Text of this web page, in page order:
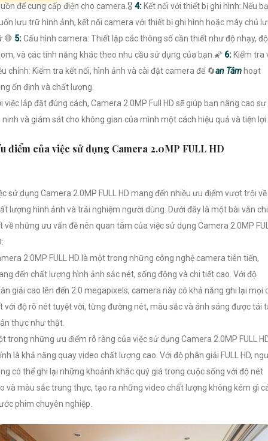
để cung cấp điện cho camera.🎖️ 4:Kết nối với thiết bị ghi hình: Nếu
lưu trữ hình ảnh, kết nối camera với thiết bị ghi hình hoặc máy chủ
5:Cấu hình camera: Thiết lập các thông số cần thiết như độ nhạy, độ
và các tính năng khác theo nhu cầu sử dụng của bạn.🌠 6:Kiểm tra
chỉnh: Kiểm tra kết nối, hình ảnh và cài đặt camera để 🔄an Tâmhoạt
ổn định và chất lượng.
việc lắp đặt đúng cách, Camera 2.0MP Full HD sẽ giúp bạn nâng cao sự
ninh và giám sát cho không gian của mình một cách hiệu quả và tiện lợi.
điểm của việc sử dụng Camera 2.0MP FULL HD
sử dụng Camera 2.0MP FULL HD mang đến nhiều ưu điểm vượt trội về
lượng hình ảnh và trải nghiệm người dùng. Dưới đây là một bài văn chi
về những ưu vấn đề nên quan tâm của việc sử dụng Camera 2.0MP
2.0MP FULL HD là một trong những công nghệ camera tiên tiến,
đến chất lượng hình ảnh sắc nét, sống động và chi tiết cao. Với độ
giải cao lên đến 2.0 megapixels, camera này có khả năng ghi lại mọi
với độ rõ nét tuyệt vời, từng đường nét, màu sắc và ánh sáng được tái
thực như thật.
trong những ưu điểm rõ ràng của việc sử dụng Camera 2.0MP FULL
là khả năng quay video chất lượng cao. Với độ phân giải FULL HD,
có thể ghi lại những khoảnh khắc quý giá trong cuộc sống với độ nét
và màu sắc trung thực, tạo ra những video chất lượng không kém gì
phim chuyên nghiệp.